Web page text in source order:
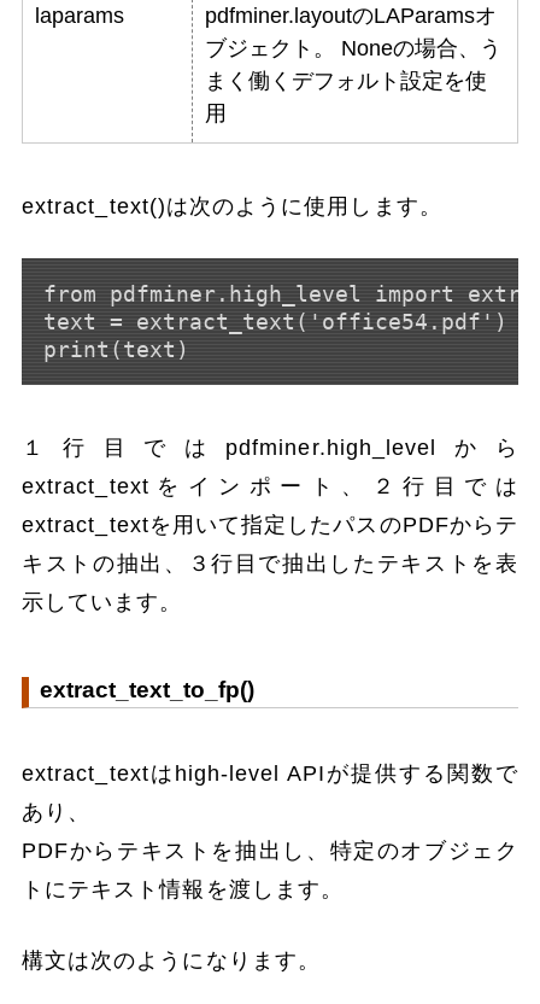
laparams
pdfminer.layoutのLAParamsオ
ブジェクト。 Noneの場合、う
まく働くデフォルト設定を使
用
extract_text()は次のように使用します。
from pdfminer.high_level import
text = extract_text('office54.pdf')
１行目ではpdfminer.high_levelから
extract_textをインポート、２行目では
extract_textを用いて指定したパスのPDFからテ
キストの抽出、３行目で抽出したテキストを表
示しています。
extract_text_to_fp()
extract_textはhigh-level APIが提供する関数で
あり、
PDFからテキストを抽出し、特定のオブジェク
トにテキスト情報を渡します。
構文は次のようになります。